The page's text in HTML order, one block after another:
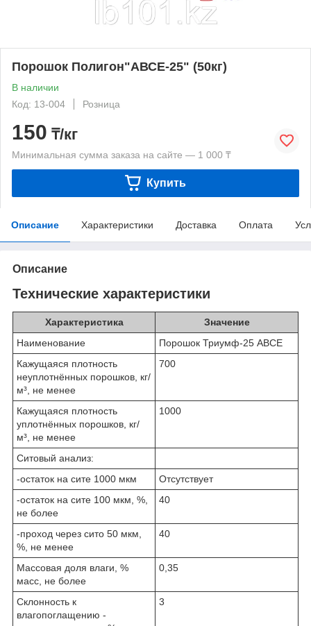
Порошок Полигон"AВСЕ-25" (50кг)
В наличии
Код: 13-004
Розница
150 ₸/кг
Минимальная сумма заказа на сайте — 1 000 ₸
Купить
Описание Характеристики Доставка Оплата
Описание
Технические характеристики
Характеристика
Значение
Наименование
Порошок Триумф-25 АВСЕ
Кажущаяся плотность
неуплотнённых порошков, кг/
м³, не менее
700
Кажущаяся плотность
уплотнённых порошков, кг/
м³, не менее
1000
Ситовый анализ:
-остаток на сите 1000 мкм
Отсутствует
-остаток на сите 100 мкм, %,
не более
40
-проход через сито 50 мкм,
%, не менее
40
Массовая доля влаги, %
масс, не более
0,35
Склонность к
влагопоглащению -
3